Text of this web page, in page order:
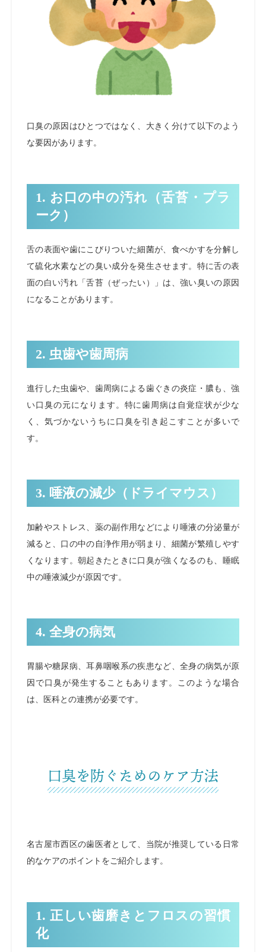
口臭の原因はひとつではなく、大きく分けて以下のよう
な要因があります。
1. お口の中の汚れ（舌苔・プラ
ーク）
舌の表面や歯にこびりついた細菌が、食べかすを分解し
て硫化水素などの臭い成分を発生させます。特に舌の表
面の白い汚れ「舌苔（ぜったい）」は、強い臭いの原因
になることがあります。
2. 虫歯や歯周病
進行した虫歯や、歯周病による歯ぐきの炎症・膿も、強
い口臭の元になります。特に歯周病は自覚症状が少な
く、気づかないうちに口臭を引き起こすことが多いで
す。
3. 唾液の減少（ドライマウス）
加齢やストレス、薬の副作用などにより唾液の分泌量が
減ると、口の中の自浄作用が弱まり、細菌が繁殖しやす
くなります。朝起きたときに口臭が強くなるのも、睡眠
中の唾液減少が原因です。
4. 全身の病気
胃腸や糖尿病、耳鼻咽喉系の疾患など、全身の病気が原
因で口臭が発生することもあります。このような場合
は、医科との連携が必要です。
口臭を防ぐためのケア方法
名古屋市西区の歯医者として、当院が推奨している日常
的なケアのポイントをご紹介します。
1. 正しい歯磨きとフロスの習慣
化